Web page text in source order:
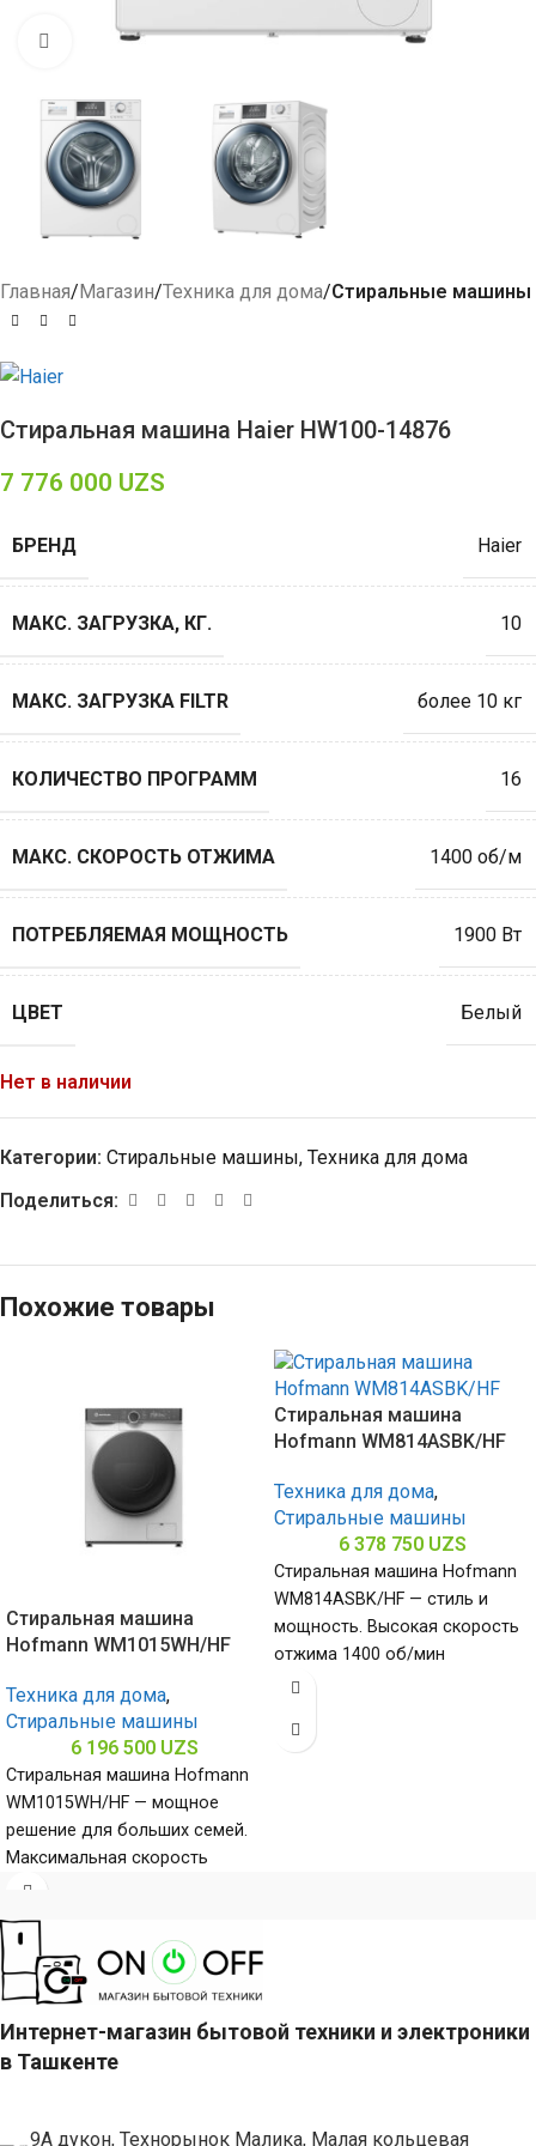
Click to enlarge
Главная Магазин Техника для дома Стиральные машины
Стиральная машина Haier HW100-14876
7 776 000 UZS
БРЕНД Haier
МАКС. ЗАГРУЗКА, КГ. 10
МАКС. ЗАГРУЗКА FILTR более 10 кг
КОЛИЧЕСТВО ПРОГРАММ 16
МАКС. СКОРОСТЬ ОТЖИМА 1400 об/м
ПОТРЕБЛЯЕМАЯ МОЩНОСТЬ 1900 Вт
ЦВЕТ Белый
Нет в наличии
Категории: Стиральные машины, Техника для дома
Поделиться:
Похожие товары
Стиральная машина
Hofmann WM1015WH/HF
Техника для дома,
Стиральные машины
6 196 500 UZS
Стиральная машина Hofmann
WM1015WH/HF — мощное
решение для больших семей.
Максимальная скорость
отжима 1500 об/мин
белье в
Стиральная машина
Hofmann WM814ASBK/HF
Техника для дома,
Стиральные машины
6 378 750 UZS
Стиральная машина Hofmann
WM814ASBK/HF — стиль и
мощность. Высокая скорость
отжима 1400 об/мин
обеспечивает эффективное
загрузка
Интернет-магазин бытовой техники и электроники
в Ташкенте
9А дукон, Технорынок Малика, Малая кольцевая